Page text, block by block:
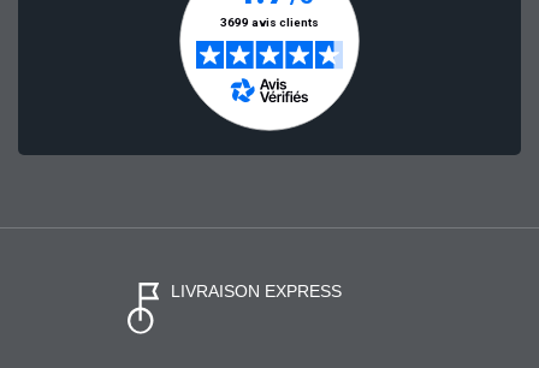
LIVRAISON EXPRESS